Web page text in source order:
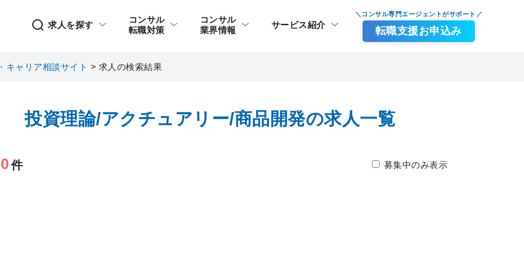
求人を探す
コンサル
転職対策
コンサル
業界情報
サービス紹介
＼コンサル専門エージェントがサポート／
転職支援お申込み
キャリア相談サイト > 求人の検索結果
投資理論/アクチュアリー/商品開発の求人一覧
0件 募集中のみ表示